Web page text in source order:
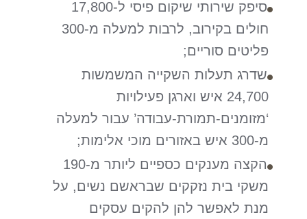
סיפק שירותי שיקום פיסי ל-17,800
חולים בקירוב, לרבות למעלה מ-300
פליטים סוריים;
שדרג תעלות השקייה המשמשות
24,700 איש וארגן פעילויות
‘מזומנים-תמורת-עבודה’ עבור למעלה
מ-300 איש באזורים מוכי אלימות;
הקצה מענקים כספיים ליותר מ-190
משקי בית נזקקים שבראשם נשים, על
מנת לאפשר להן להקים עסקים